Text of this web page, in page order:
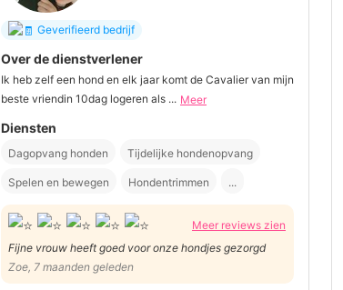
Geverifieerd bedrijf
Over de dienstverlener
Ik heb zelf een hond en elk jaar komt de Cavalier van mijn
beste vriendin 10dag logeren als ... Meer
Diensten
Dagopvang honden Tijdelijke hondenopvang
Spelen en bewegen Hondentrimmen ...
Meer reviews zien
Fijne vrouw heeft goed voor onze hondjes gezorgd
Zoe, 7 maanden geleden